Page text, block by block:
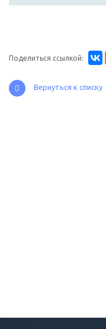
Поделиться ссылкой:
Вернуться к списку